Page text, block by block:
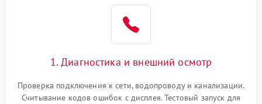
1. Диагностика и внешний осмотр
Проверка подключения к сети, водопроводу и канализации.
Считывание кодов ошибок с дисплея. Тестовый запуск для